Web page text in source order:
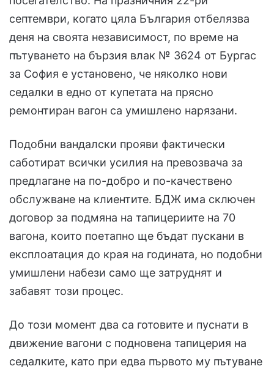
септември, когато цяла България отбелязва
деня на своята независимост, по време на
пътуването на бързия влак № 3624 от Бургас
за София е установено, че няколко нови
седалки в едно от купетата на прясно
ремонтиран вагон са умишлено нарязани.
Подобни вандалски прояви фактически
саботират всички усилия на превозвача за
предлагане на по-добро и по-качествено
обслужване на клиентите. БДЖ има сключен
договор за подмяна на тапицериите на 70
вагона, които поетапно ще бъдат пускани в
експлоатация до края на годината, но подобни
умишлени набези само ще затруднят и
забавят този процес.
До този момент два са готовите и пуснати в
движение вагони с подновена тапицерия на
седалките, като при едва първото му пътуване